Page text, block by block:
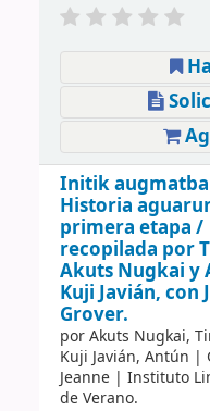
Initik
Historia
primera etapa /
recopilada por
Akuts Nugkai y
Kuji Javián, con
Grover.
porAkuts Nugkai,
Kuji Javián, Antún |
Jeanne| Instituto
de Verano.